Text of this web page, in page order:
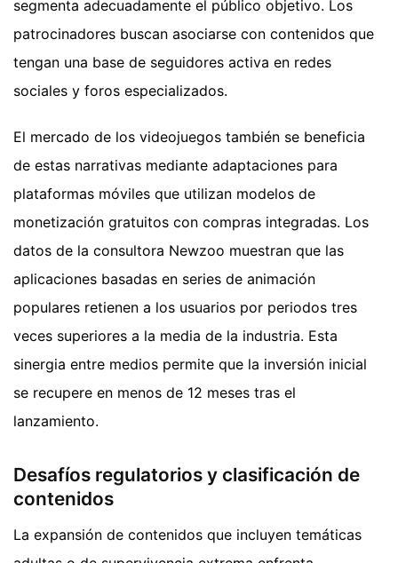
segmenta adecuadamente el público objetivo. Los
patrocinadores buscan asociarse con contenidos que
tengan una base de seguidores activa en redes
sociales y foros especializados.
El mercado de los videojuegos también se beneficia
de estas narrativas mediante adaptaciones para
plataformas móviles que utilizan modelos de
monetización gratuitos con compras integradas. Los
datos de la consultora Newzoo muestran que las
aplicaciones basadas en series de animación
populares retienen a los usuarios por periodos tres
veces superiores a la media de la industria. Esta
sinergia entre medios permite que la inversión inicial
se recupere en menos de 12 meses tras el
lanzamiento.
Desafíos regulatorios y clasificación de
contenidos
La expansión de contenidos que incluyen temáticas